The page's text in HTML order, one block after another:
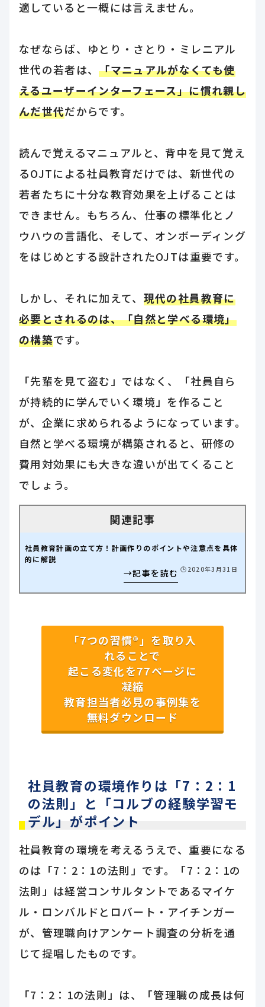
適していると一概には言えません。
なぜならば、ゆとり・さとり・ミレニアル
世代の若者は、「マニュアルがなくても使
えるユーザーインターフェース」に慣れ親し
んだ世代だからです。
読んで覚えるマニュアルと、背中を見て覚え
るOJTによる社員教育だけでは、新世代の
若者たちに十分な教育効果を上げることは
できません。もちろん、仕事の標準化とノ
ウハウの言語化、そして、オンボーディング
をはじめとする設計されたOJTは重要です。
しかし、それに加えて、 現代の社員教育に
必要とされるのは、「自然と学べる環境」
の構築です。
「先輩を見て盗む」ではなく、「社員自ら
が持続的に学んでいく環境」を作ること
が、企業に求められるようになっています。
自然と学べる環境が構築されると、研修の
費用対効果にも大きな違いが出てくること
でしょう。
社員教育計画の立て方！計画作りのポイントや注意点を具体
的に解説
🕒️2020年3月31日
「7つの習慣®」を取り入
れることで
起こる変化を77ページに
凝縮
教育担当者必見の事例集を
無料ダウンロード
社員教育の環境作りは「7：2：1
の法則」と「コルブの経験学習モ
デル」がポイント
社員教育の環境を考えるうえで、重要になる
のは「7：2：1の法則」です。「7：2：1の
法則」は経営コンサルタントであるマイケ
ル・ロンバルドとロバート・アイチンガー
が、管理職向けアンケート調査の分析を通
じて提唱したものです。
「7：2：1の法則」は、「管理職の成長は何